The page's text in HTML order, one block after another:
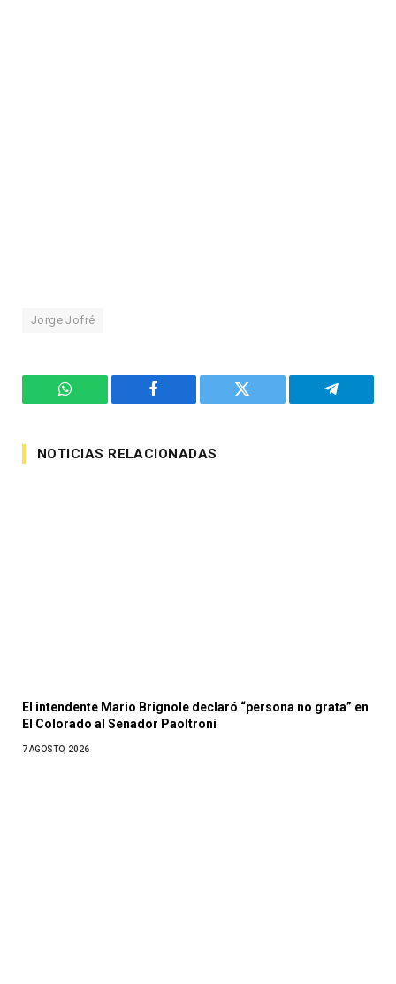
Jorge Jofré
WhatsApp Facebook Twitter Telegram
NOTICIAS RELACIONADAS
El intendente Mario Brignole declaró “persona no grata” en
El Colorado al Senador Paoltroni
7 AGOSTO, 2026